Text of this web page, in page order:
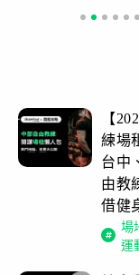
【
練場
台中
由教
借健
場
運